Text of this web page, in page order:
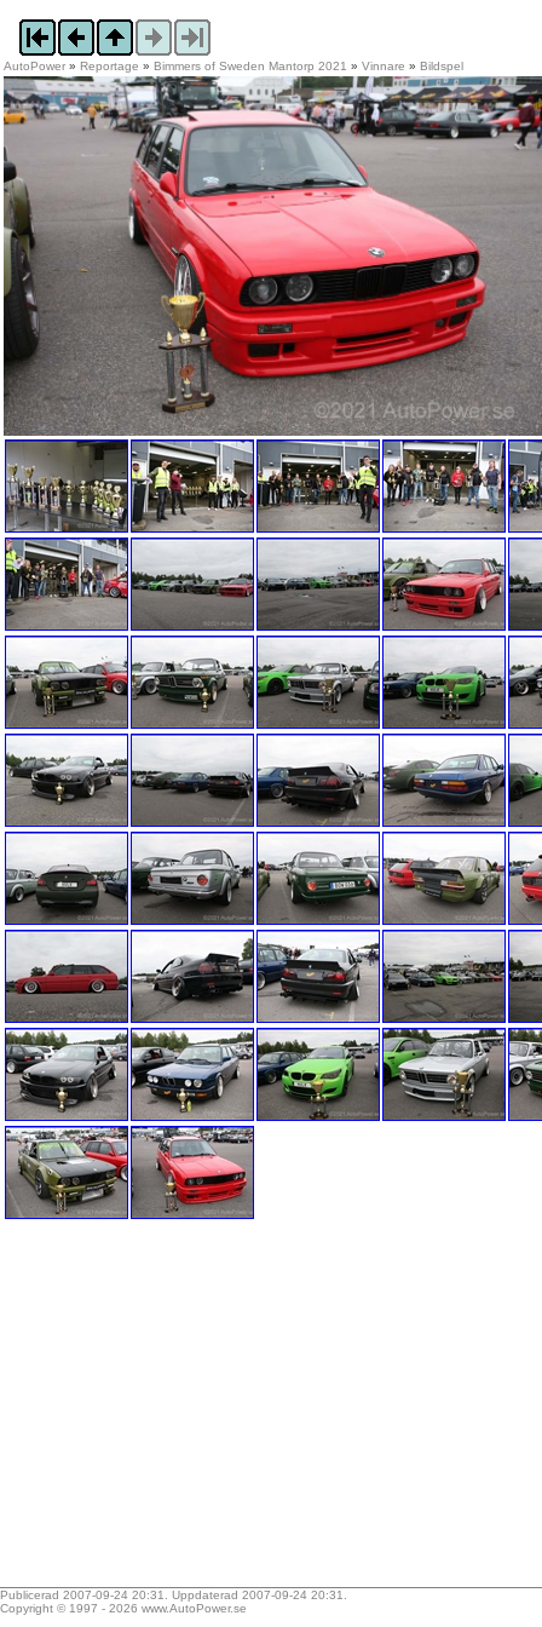
AutoPower » Reportage » Bimmers of Sweden Mantorp 2021 »Vinnare » Bildspel
Publicerad 2007-09-24 20:31. Uppdaterad 2007-09-24 20:31.
Copyright © 1997 - 2026 www.AutoPower.se